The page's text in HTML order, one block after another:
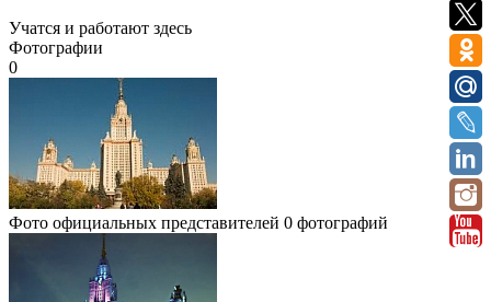
Учатся и работают здесь
Фотографии
0
Фото официальных представителей 0 фотографий